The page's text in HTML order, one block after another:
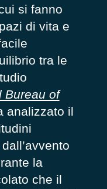
si fanno
di vita e
tra le
Bureau of
analizzato il
la
che il